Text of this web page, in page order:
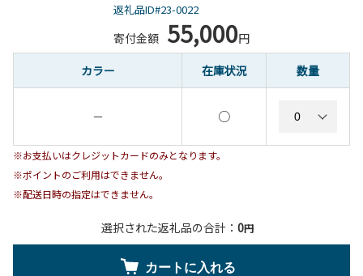
返礼品ID#23-0022
寄付金額 55,000円
カラー
在庫状況 数量
－ ○
※お支払いはクレジットカードのみとなります。
※ポイントのご利用はできません。
※配送日時の指定はできません。
選択された返礼品の合計： 0円
カートに入れる